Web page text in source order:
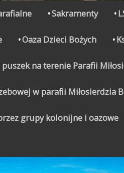
Sakramenty
Oaza Dzieci Bożych
na terenie Parafii
w parafii Miłosierdzia
grupy kolonijne i oazowe